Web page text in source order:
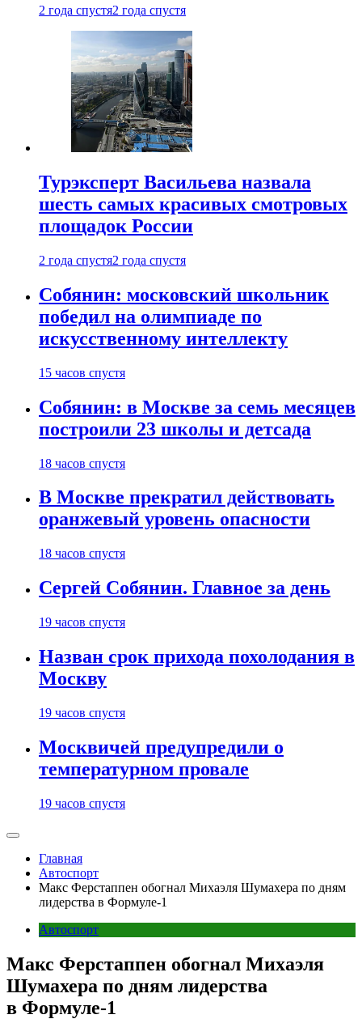
2 года спустя2 года спустя
Турэксперт Васильева назвала
шесть самых красивых смотровых
площадок России
2 года спустя2 года спустя
Собянин: московский школьник
победил на олимпиаде по
искусственному интеллекту
15 часов спустя
Собянин: в Москве за семь месяцев
построили 23 школы и детсада
18 часов спустя
В Москве прекратил действовать
оранжевый уровень опасности
18 часов спустя
Сергей Собянин. Главное за день
19 часов спустя
Назван срок прихода похолодания в
Москву
19 часов спустя
Москвичей предупредили о
температурном провале
19 часов спустя
Главная
Автоспорт
Макс Ферстаппен обогнал Михаэля Шумахера по дням
лидерства в Формуле-1
Автоспорт
Макс Ферстаппен обогнал Михаэля
Шумахера по дням лидерства
в Формуле-1